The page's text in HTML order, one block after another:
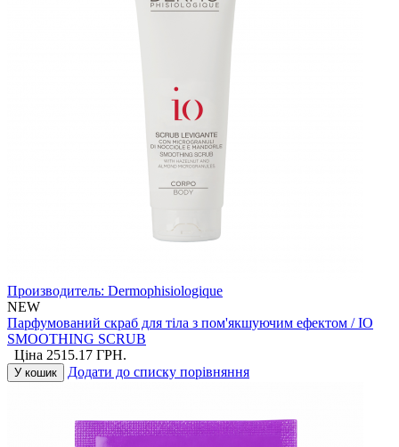
Производитель: Dermophisiologique
NEW
Парфумований скраб для тіла з пом'якшуючим ефектом / IO
SMOOTHING SCRUB
Ціна 2515.17 ГРН.
У кошик Додати до списку порівняння